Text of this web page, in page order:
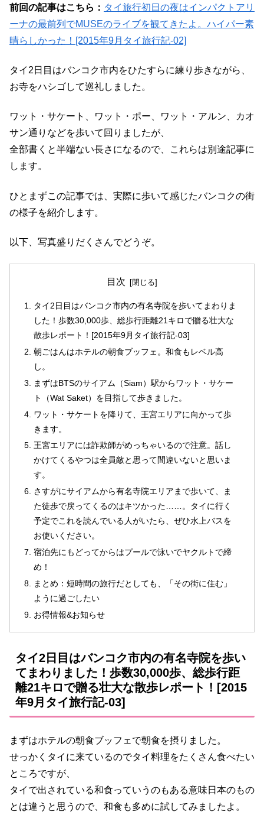
前回の記事はこちら： タイ旅行初日の夜はインパクトアリ
ーナの最前列でMUSEのライブを観てきたよ。ハイパー素
晴らしかった！[2015年9月タイ旅行記-02]
タイ2日目はバンコク市内をひたすらに練り歩きながら、
お寺をハシゴして巡礼しました。
ワット・サケート、ワット・ポー、ワット・アルン、カオ
サン通りなどを歩いて回りましたが、
全部書くと半端ない長さになるので、これらは別途記事に
します。
ひとまずこの記事では、実際に歩いて感じたバンコクの街
の様子を紹介します。
以下、写真盛りだくさんでどうぞ。
目次
タイ2日目はバンコク市内の有名寺院を歩いてまわりま
した！歩数30,000歩、総歩行距離21キロで贈る壮大な
散歩レポート！[2015年9月タイ旅行記-03]
朝ごはんはホテルの朝食ブッフェ。和食もレベル高
し。
まずはBTSのサイアム（Siam）駅からワット・サケー
ト（Wat Saket）を目指して歩きました。
ワット・サケートを降りて、王宮エリアに向かって歩
きます。
王宮エリアには詐欺師がめっちゃいるので注意。話し
かけてくるやつは全員敵と思って間違いないと思いま
す。
さすがにサイアムから有名寺院エリアまで歩いて、ま
た徒歩で戻ってくるのはキツかった……。タイに行く
予定でこれを読んでいる人がいたら、ぜひ水上バスを
お使いください。
宿泊先にもどってからはプールで泳いでヤクルトで締
め！
まとめ：短時間の旅行だとしても、「その街に住む」
ように過ごしたい
お得情報&お知らせ
タイ2日目はバンコク市内の有名寺院を歩い
てまわりました！歩数30,000歩、総歩行距
離21キロで贈る壮大な散歩レポート！[2015
年9月タイ旅行記-03]
まずはホテルの朝食ブッフェで朝食を摂りました。
せっかくタイに来ているのでタイ料理をたくさん食べたい
ところですが、
タイで出されている和食っていうのもある意味日本のもの
とは違うと思うので、和食も多めに試してみましたよ。